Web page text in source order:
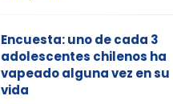
Encuesta: uno de cada 3
adolescentes chilenos ha
vapeado alguna vez en su
vida